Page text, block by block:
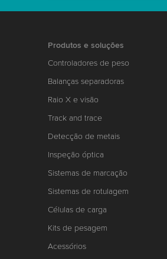
Produtos e soluções
Controladores de peso
Balanças separadoras
Raio X e visão
Track and trace
Detecção de metais
Inspeção óptica
Sistemas de marcação
Sistemas de rotulagem
Células de carga
Kits de pesagem
Acessórios